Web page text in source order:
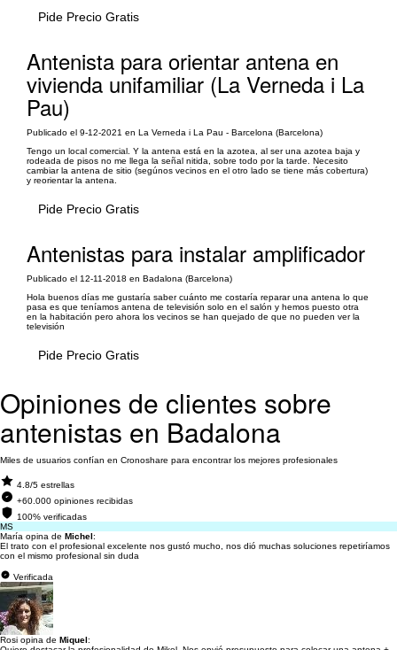
Pide Precio Gratis
Antenista para orientar antena en
vivienda unifamiliar (La Verneda i La
Pau)
Publicado el 9-12-2021 en La Verneda i La Pau - Barcelona (Barcelona)
Tengo un local comercial. Y la antena está en la azotea, al ser una azotea baja y
rodeada de pisos no me llega la señal nitida, sobre todo por la tarde. Necesito
cambiar la antena de sitio (segúnos vecinos en el otro lado se tiene más cobertura)
y reorientar la antena.
Pide Precio Gratis
Antenistas para instalar amplificador
Publicado el 12-11-2018 en Badalona (Barcelona)
Hola buenos días me gustaría saber cuánto me costaría reparar una antena lo que
pasa es que teníamos antena de televisión solo en el salón y hemos puesto otra
en la habitación pero ahora los vecinos se han quejado de que no pueden ver la
televisión
Pide Precio Gratis
Opiniones de clientes sobre
antenistas en Badalona
Miles de usuarios confían en Cronoshare para encontrar los mejores profesionales
4.8/5 estrellas
+60.000 opiniones recibidas
100% verificadas
MS
María opina de Michel:
El trato con el profesional excelente nos gustó mucho, nos dió muchas soluciones repetiríamos
con el mismo profesional sin duda
Verificada
Rosi opina de Miquel: